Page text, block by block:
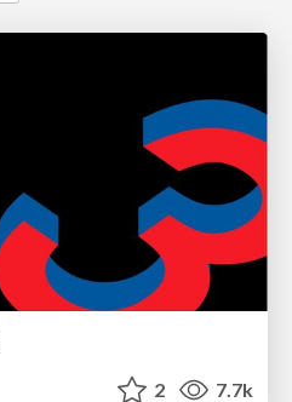
2 7.7k